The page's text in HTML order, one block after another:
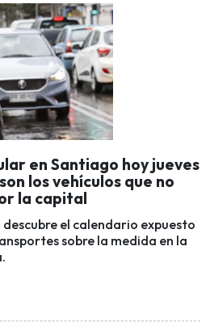
en Santiago hoy jueves
los vehículos que no
la capital
descubre el calendario expuesto
sobre la medida en la